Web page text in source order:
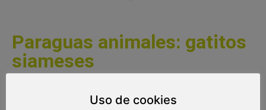
Paraguas animales: gatitos
siameses
preciosos gatitos siameses, si eres un enamorado de los
Uso de cookies